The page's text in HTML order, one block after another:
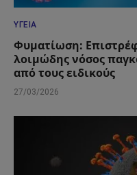
ΥΓΕΊΑ
Φυματίωση:
λοιμώδης νόσος
από τους ειδικούς
27/03/2026